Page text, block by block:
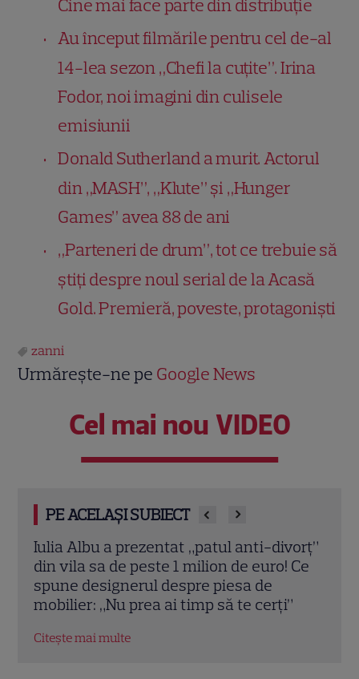
Cine mai face parte din distribuție
Au început filmările pentru cel de-al
14-lea sezon „Chefi la cuțite”. Irina
Fodor, noi imagini din culisele
emisiunii
Donald Sutherland a murit. Actorul
din „MASH”, „Klute” și „Hunger
Games” avea 88 de ani
„Parteneri de drum”, tot ce trebuie să
știți despre noul serial de la Acasă
Gold. Premieră, poveste, protagoniști
zanni
Urmărește-ne pe Google News
Cel mai nou VIDEO
PE ACELAȘI SUBIECT
Teo Trandafir, despre viața după ce fiica
ei, Maia, a plecat de acasă: „Legătura
dintre noi nu ne-o ia nimeni”